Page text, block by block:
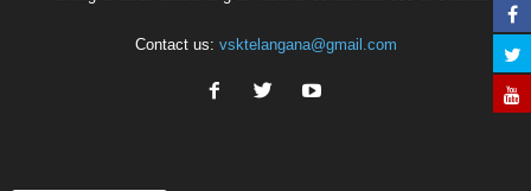
Contact us: vsktelangana@gmail.com